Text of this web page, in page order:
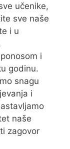
učenike,
sve naše
i u
i
godinu.
snagu
i
naše
zagovor